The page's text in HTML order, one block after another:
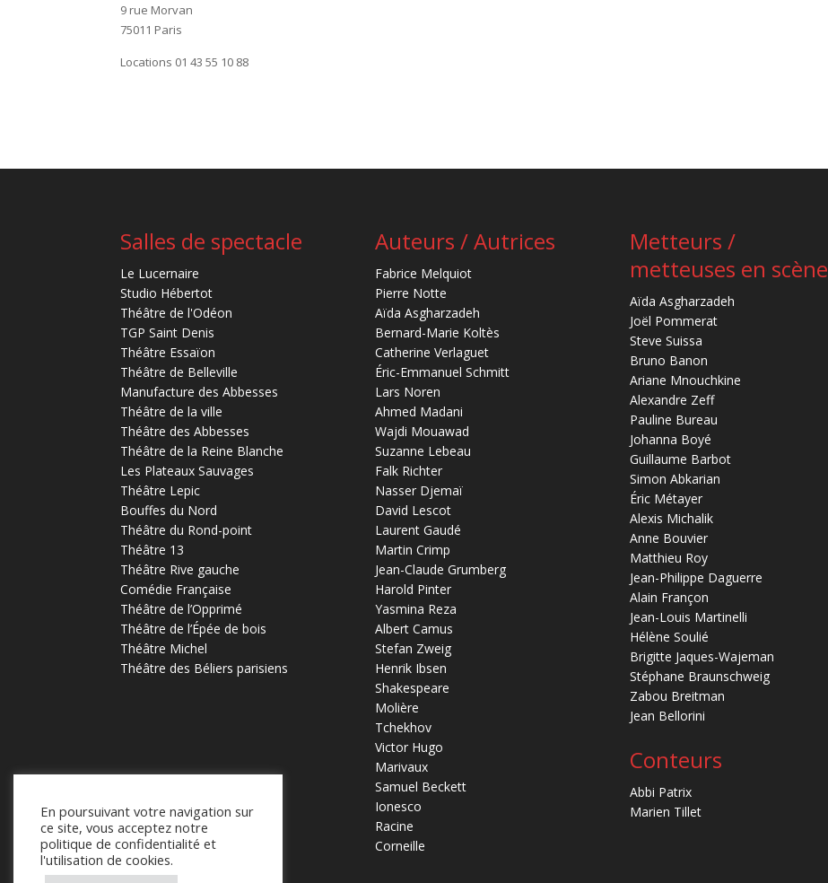
9 rue Morvan
75011 Paris
Locations 01 43 55 10 88
Salles de spectacle
Le Lucernaire
Studio Hébertot
Théâtre de l'Odéon
TGP Saint Denis
Théâtre Essaïon
Théâtre de Belleville
Manufacture des Abbesses
Théâtre de la ville
Théâtre des Abbesses
Théâtre de la Reine Blanche
Les Plateaux Sauvages
Théâtre Lepic
Bouffes du Nord
Théâtre du Rond-point
Théâtre 13
Théâtre Rive gauche
Comédie Française
Théâtre de l’Opprimé
Théâtre de l’Épée de bois
Théâtre Michel
Théâtre des Béliers parisiens
Auteurs / Autrices
Fabrice Melquiot
Pierre Notte
Aïda Asgharzadeh
Bernard-Marie Koltès
Catherine Verlaguet
Éric-Emmanuel Schmitt
Lars Noren
Ahmed Madani
Wajdi Mouawad
Suzanne Lebeau
Falk Richter
Nasser Djemaï
David Lescot
Laurent Gaudé
Martin Crimp
Jean-Claude Grumberg
Harold Pinter
Yasmina Reza
Albert Camus
Stefan Zweig
Henrik Ibsen
Shakespeare
Molière
Tchekhov
Victor Hugo
Marivaux
Samuel Beckett
Ionesco
Racine
Corneille
Metteurs /
metteuses en scène
Aïda Asgharzadeh
Joël Pommerat
Steve Suissa
Bruno Banon
Ariane Mnouchkine
Alexandre Zeff
Pauline Bureau
Johanna Boyé
Guillaume Barbot
Simon Abkarian
Éric Métayer
Alexis Michalik
Anne Bouvier
Matthieu Roy
Jean-Philippe Daguerre
Alain Françon
Jean-Louis Martinelli
Hélène Soulié
Brigitte Jaques-Wajeman
Stéphane Braunschweig
Zabou Breitman
Jean Bellorini
Conteurs
Abbi Patrix
Marien Tillet
En poursuivant votre navigation sur
ce site, vous acceptez notre
politique de confidentialité et
l'utilisation de cookies.